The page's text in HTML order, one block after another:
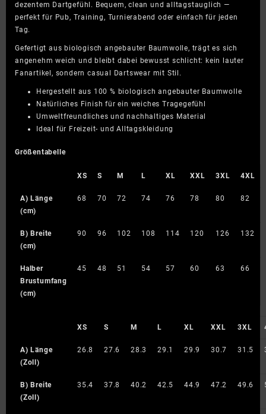
dezentem Dartgefühl. Bequem, clean und alltagstauglich —
perfekt für Pub, Training, Turnierabend oder einfach für jeden
Tag.
Gefertigt aus biologisch angebauter Baumwolle, trägt es sich
angenehm weich und bleibt dabei bewusst schlicht: kein lauter
Fanartikel, sondern casual Dartswear mit Stil.
Hergestellt aus 100 % biologisch angebauter Baumwolle
Natürliches Finish für ein weiches Tragegefühl
Umweltfreundliches und nachhaltiges Material
Ideal für Freizeit- und Alltagskleidung
Größentabelle
XS S M L XL XXL 3XL 4XL
A) Länge
(cm)
68 70 72 74 76 78 80 82
B) Breite
(cm)
90 96 102 108 114 120 126 132
Halber
Brustumfang
(cm)
45 48 51 54 57 60 63 66
XS S M L XL XXL 3XL
A) Länge
(Zoll)
26.8 27.6 28.3 29.1 29.9 30.7 31.5
B) Breite
(Zoll)
35.4 37.8 40.2 42.5 44.9 47.2 49.6